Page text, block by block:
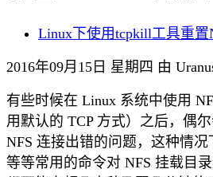
Linux下使用tcpkill工具重置
2016年09月15日 星期四 由
有些时候在 Linux 系统中使用
用默认的 TCP 方式）之后，偶
NFS 连接出错的问题，这种情
等等常用的命令对 NFS 挂载目